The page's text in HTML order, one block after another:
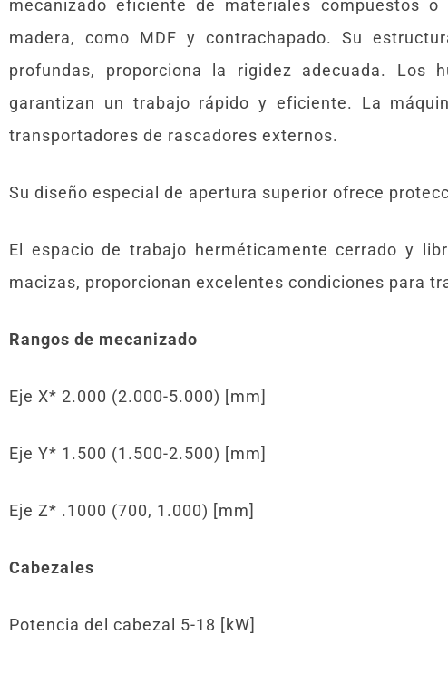
mecanizado eficiente de materiales compuestos
madera, como MDF y contrachapado. Su
profundas, proporciona la rigidez adecuada. Los
garantizan un trabajo rápido y eficiente. La
transportadores de rascadores externos.
Su diseño especial de apertura superior ofrece
El espacio de trabajo herméticamente cerrado y
macizas, proporcionan excelentes condiciones para
Rangos de mecanizado
Eje X* 2.000 (2.000-5.000) [mm]
Eje Y* 1.500 (1.500-2.500) [mm]
Eje Z* .1000 (700, 1.000) [mm]
Cabezales
Potencia del cabezal 5-18 [kW]